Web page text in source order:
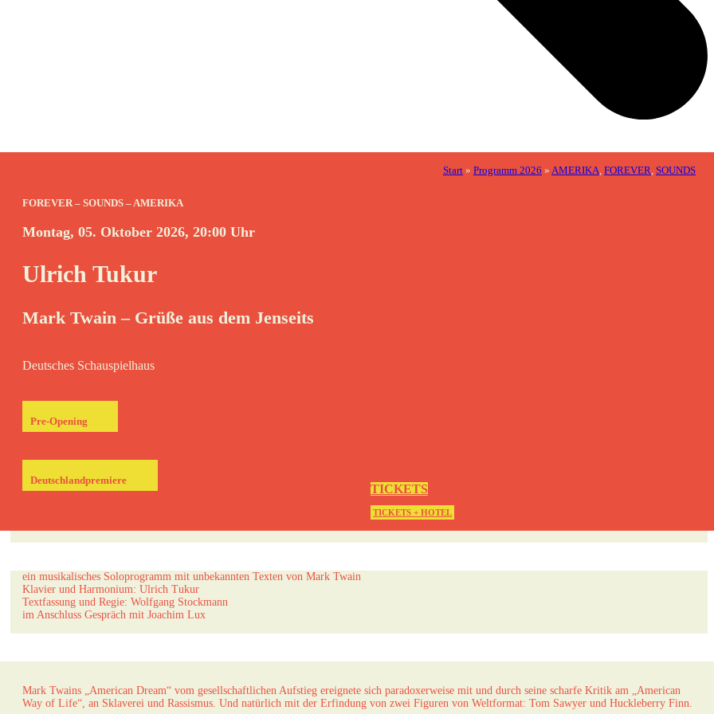
Start» Programm 2026 » AMERIKA, FOREVER, SOUNDS
FOREVER – SOUNDS – AMERIKA
Montag, 05. Oktober 2026, 20:00 Uhr
Ulrich Tukur
Mark Twain – Grüße aus dem Jenseits
Deutsches Schauspielhaus
Pre-Opening
Deutschlandpremiere
TICKETS
TICKETS + HOTEL
ein musikalisches Soloprogramm mit unbekannten Texten von Mark Twain
Klavier und Harmonium: Ulrich Tukur
Textfassung und Regie: Wolfgang Stockmann
im Anschluss Gespräch mit Joachim Lux
Mark Twains „American Dream“ vom gesellschaftlichen Aufstieg ereignete sich paradoxerweise mit und durch seine scharfe Kritik am „American
Way of Life“, an Sklaverei und Rassismus. Und natürlich mit der Erfindung von zwei Figuren von Weltformat: Tom Sawyer und Huckleberry Finn.